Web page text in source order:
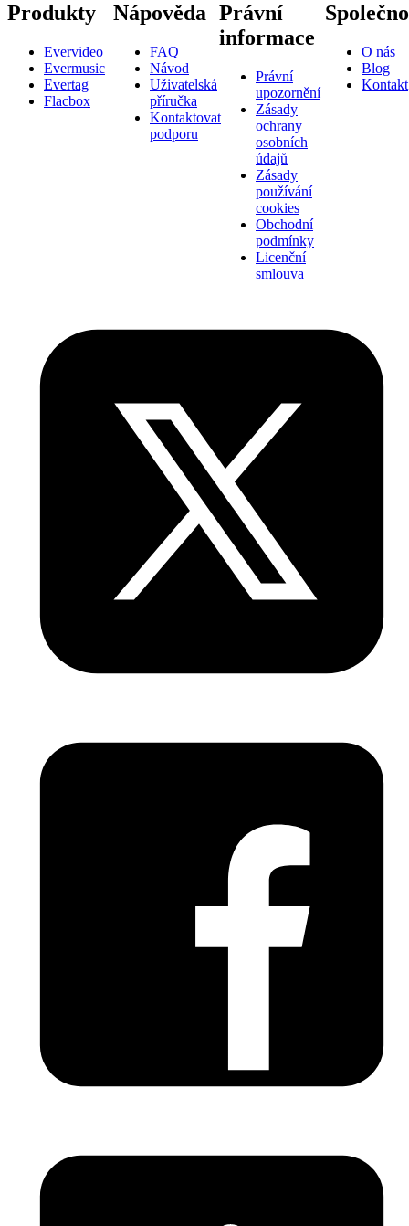
Produkty
Evervideo
Evermusic
Evertag
Flacbox
Nápověda
FAQ
Návod
Uživatelská
příručka
Kontaktovat
podporu
Právní
informace
Právní
upozornění
Zásady
ochrany
osobních
údajů
Zásady
používání
cookies
Obchodní
podmínky
Licenční
smlouva
O nás
Blog
Kontakt